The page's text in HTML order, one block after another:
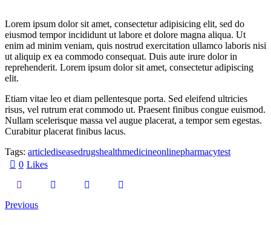
Lorem ipsum dolor sit amet, consectetur adipisicing elit, sed do
eiusmod tempor incididunt ut labore et dolore magna aliqua. Ut
enim ad minim veniam, quis nostrud exercitation ullamco laboris nisi
ut aliquip ex ea commodo consequat. Duis aute irure dolor in
reprehenderit. Lorem ipsum dolor sit amet, consectetur adipiscing
elit.
Etiam vitae leo et diam pellentesque porta. Sed eleifend ultricies
risus, vel rutrum erat commodo ut. Praesent finibus congue euismod.
Nullam scelerisque massa vel augue placerat, a tempor sem egestas.
Curabitur placerat finibus lacus.
Tags: articlediseasedrugshealthmedicineonlinepharmacytest
0 Likes
Previous